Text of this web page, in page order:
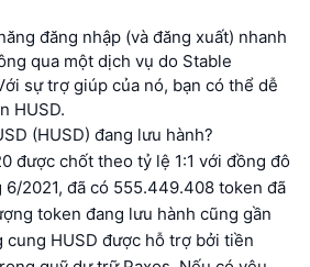
đăng nhập (và đăng xuất) nhanh
qua một dịch vụ do Stable
sự trợ giúp của nó, bạn có thể dễ
HUSD.
(HUSD) đang lưu hành?
được chốt theo tỷ lệ 1:1 với đồng đô
6/2021, đã có 555.449.408 token đã
token đang lưu hành cũng gần
cung HUSD được hỗ trợ bởi tiền